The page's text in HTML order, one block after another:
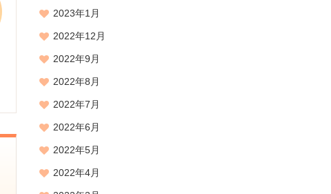
2023年1月
2022年12月
2022年9月
2022年8月
2022年7月
2022年6月
2022年5月
2022年4月